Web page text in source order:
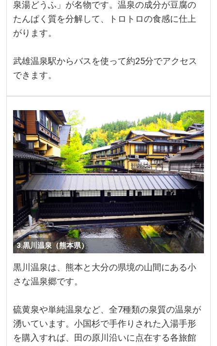
泉湯どうふ」が名物です。温泉の成分が豆腐の
たんぱく質を分解して、トロトロの食感に仕上
がります。
武雄温泉駅からバスを使って約25分でアクセス
できます。
3.黒川温泉（熊本県）
黒川温泉は、熊本と大分の県境の山間にある小
さな温泉郷です。
硫黄泉や単純温泉など、全7種類の泉質の温泉が
湧いています。小国杉で手作りされた入湯手形
を購入すれば、田の原川沿いに点在する各旅館